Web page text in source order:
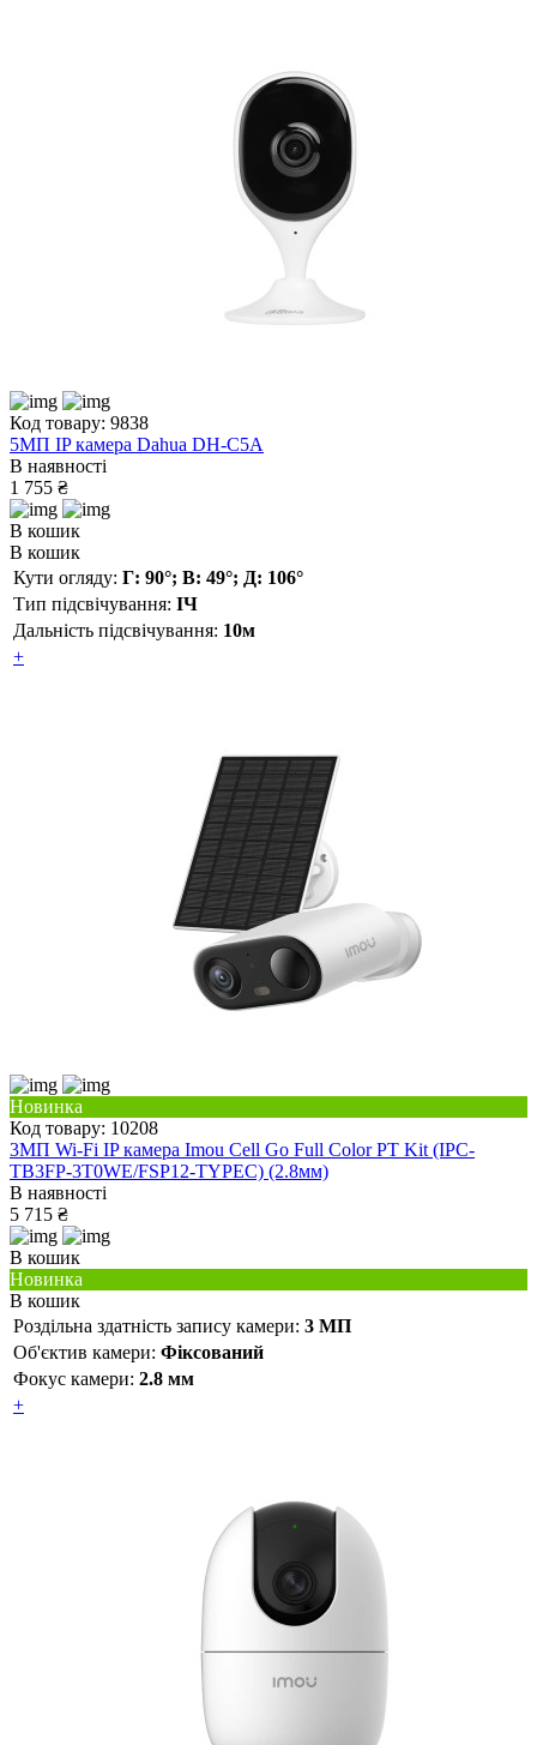
Код товару: 9838
5МП IP камера Dahua DH-C5A
В наявності
1 755 ₴
В кошик
В кошик
Кути огляду: Г: 90°; В: 49°; Д: 106°
Тип підсвічування: ІЧ
Дальність підсвічування: 10м
+
Новинка
Код товару: 10208
3МП Wi-Fi IP камера Imou Cell Go Full Color PT Kit (IPC-
TB3FP-3T0WE/FSP12-TYPEC) (2.8мм)
В наявності
5 715 ₴
В кошик
Новинка
В кошик
Роздільна здатність запису камери: 3 МП
Об'єктив камери: Фіксований
Фокус камери: 2.8 мм
+